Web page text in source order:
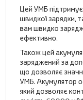
Цей УМБ підтримує
швидкої зарядки,
вам швидко
ефективно.
Також цей
заряджений за
що дозволяє
УМБ. Акумулятор
який дозволяє